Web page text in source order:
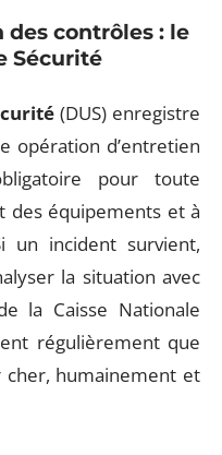
contrôles : le
Sécurité
(DUS) enregistre
opération d’entretien
pour toute
des équipements et à
un incident survient,
la situation avec
la Caisse Nationale
régulièrement que
cher, humainement et